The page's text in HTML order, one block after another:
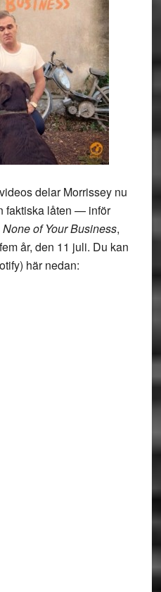
delar Morrissey nu
låten — inför
of Your Business,
år, den 11 juli. Du kan
här nedan: